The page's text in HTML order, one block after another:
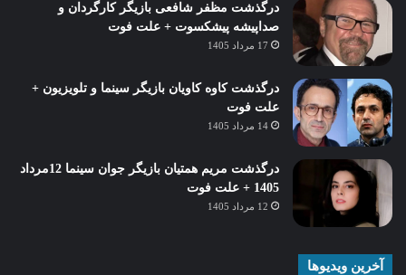
درگذشت مظفر شافعی بازیگر کارگردان و
صداپیشه پیشکسوت + علت فوت
17 مرداد 1405
درگذشت کاوه کاویان بازیگر سینما و تلویزیون +
علت فوت
14 مرداد 1405
درگذشت مریم همتیان بازیگر جوان سینما 12مرداد
1405 + علت فوت
12 مرداد 1405
آخرین ویدیوها